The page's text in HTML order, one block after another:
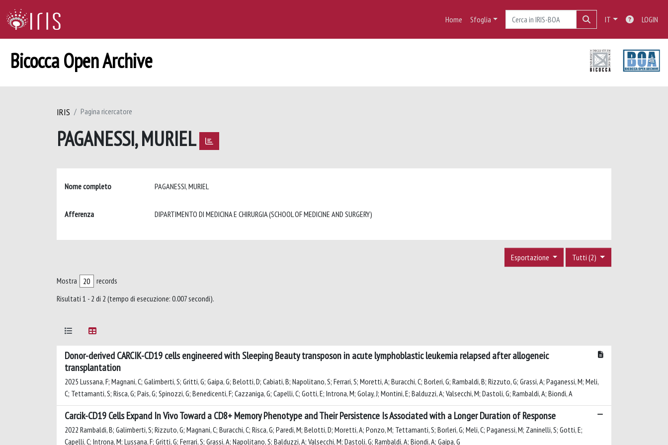
Home Sfoglia IT LOGIN
Bicocca Open Archive
IRIS Pagina ricercatore
PAGANESSI, MURIEL
Nome completo PAGANESSI, MURIEL
Afferenza DIPARTIMENTO DI MEDICINA E CHIRURGIA (SCHOOL OF MEDICINE AND SURGERY)
Tutti (2)
Esportazione
Mostra
records
Risultati 1 - 2 di 2 (tempo di esecuzione: 0.007 secondi).
Donor-derived CARCIK-CD19 cells engineered with Sleeping Beauty transposon in acute lymphoblastic leukemia relapsed after allogeneic
transplantation
2025 Lussana, F; Magnani, C; Galimberti, S; Gritti, G; Gaipa, G; Belotti, D; Cabiati, B; Napolitano, S; Ferrari, S; Moretti, A; Buracchi, C; Borleri, G; Rambaldi, B; Rizzuto, G; Grassi, A; Paganessi, M; Meli,
C; Tettamanti, S; Risca, G; Pais, G; Spinozzi, G; Benedicenti, F; Cazzaniga, G; Capelli, C; Gotti, E; Introna, M; Golay, J; Montini, E; Balduzzi, A; Valsecchi, M; Dastoli, G; Rambaldi, A; Biondi, A
Carcik-CD19 Cells Expand In Vivo Toward a CD8+ Memory Phenotype and Their Persistence Is Associated with a Longer Duration of Response
2022 Rambaldi, B; Galimberti, S; Rizzuto, G; Magnani, C; Buracchi, C; Risca, G; Paredi, M; Belotti, D; Moretti, A; Ponzo, M; Tettamanti, S; Borleri, G; Meli, C; Paganessi, M; Zaninelli, S; Gotti, E;
Capelli, C; Introna, M; Lussana, F; Gritti, G; Ferrari, S; Grassi, A; Napolitano, S; Balduzzi, A; Valsecchi, M; Dastoli, G; Rambaldi, A; Biondi, A; Gaipa, G